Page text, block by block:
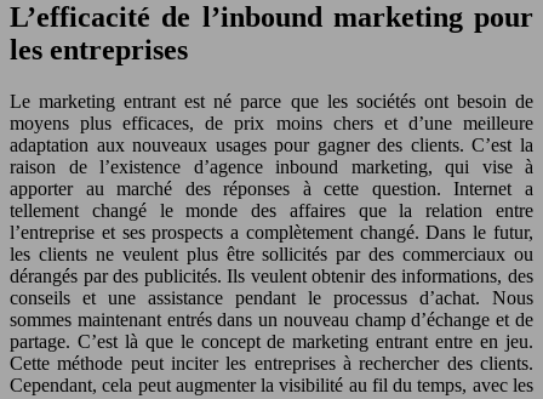
L’efficacité de l’inbound marketing pour
les entreprises
Le marketing entrant est né parce que les sociétés ont besoin de
moyens plus efficaces, de prix moins chers et d’une meilleure
adaptation aux nouveaux usages pour gagner des clients. C’est la
raison de l’existence d’agence inbound marketing, qui vise à
apporter au marché des réponses à cette question. Internet a
tellement changé le monde des affaires que la relation entre
l’entreprise et ses prospects a complètement changé. Dans le futur,
les clients ne veulent plus être sollicités par des commerciaux ou
dérangés par des publicités. Ils veulent obtenir des informations, des
conseils et une assistance pendant le processus d’achat. Nous
sommes maintenant entrés dans un nouveau champ d’échange et de
partage. C’est là que le concept de marketing entrant entre en jeu.
Cette méthode peut inciter les entreprises à rechercher des clients.
Cependant, cela peut augmenter la visibilité au fil du temps, avec les